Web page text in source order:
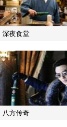
深夜食堂
八方传奇